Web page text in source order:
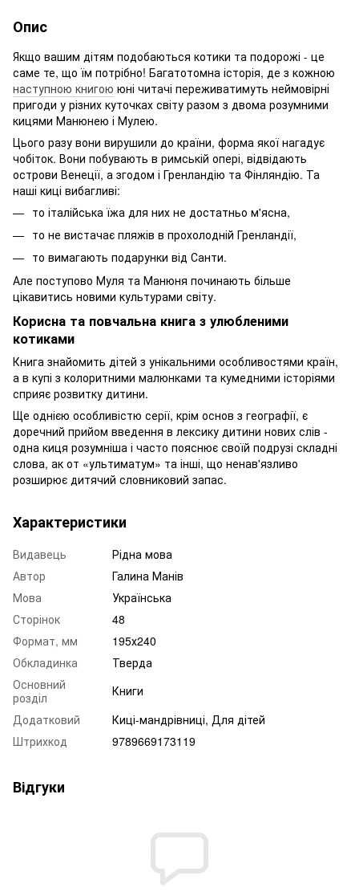
Опис
Якщо вашим дітям подобаються котики та подорожі - це
саме те, що їм потрібно! Багатотомна історія, де з кожною
наступною книгою юні читачі переживатимуть неймовірні
пригоди у різних куточках світу разом з двома розумними
кицями Манюнею і Мулею.
Цього разу вони вирушили до країни, форма якої нагадує
чобіток. Вони побувають в римській опері, відвідають
острови Венеції, а згодом і Гренландію та Фінляндію. Та
наші киці вибагливі:
то італійська їжа для них не достатньо м'ясна,
то не вистачає пляжів в прохолодній Гренландії,
то вимагають подарунки від Санти.
Але поступово Муля та Манюня починають більше
цікавитись новими культурами світу.
Корисна та повчальна книга з улюбленими
котиками
Книга знайомить дітей з унікальними особливостями країн,
а в купі з колоритними малюнками та кумедними історіями
сприяє розвитку дитини.
Ще однією особливістю серії, крім основ з географії, є
доречний прийом введення в лексику дитини нових слів -
одна киця розумніша і часто пояснює своїй подрузі складні
слова, ак от «ультиматум» та інші, що ненав'язливо
розширює дитячий словниковий запас.
Характеристики
Видавець
Рідна мова
Автор
Галина Манів
Мова
Українська
Сторінок
48
Формат, мм
195х240
Обкладинка
Тверда
Основний
розділ
Книги
Додатковий
Киці-мандрівниці, Для дітей
Штрихкод
9789669173119
Відгуки